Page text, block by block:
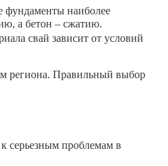
фундаменты наиболее
а бетон – сжатию.
свай зависит от условий
региона. Правильный выбор
серьезным проблемам в